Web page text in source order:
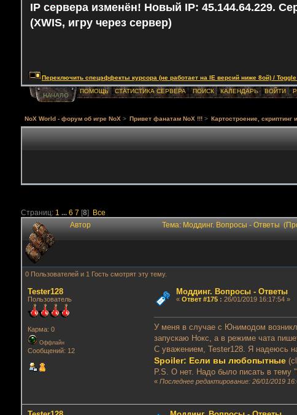
IP сервера изменён! Новый IP: 45.144.64.229.
(XWIS, игру через сервер)
Переключить спецэффекты курсора (не работает на IE версий ниже 8ой) /
НАЧАЛО
ПОМОЩЬ СТАТИСТИКА СЕРВЕРА ПОИСК КАЛЕНДАРЬ ВОЙТИ
NoX World - форум об игре NoX > Привет фанатам NoX !!! > Картостроение, скриптинг
Страниц: 1 ... 6 7 [8] Все
Автор Тема: Моддинг. Вопросы - Ответы
0 Пользователей и 1 Гость смотрят эту тему.
Tester128
Пользователь
Карма: 0
Оффлайн
Сообщений: 12
Моддинг. Вопросы - Ответы
« Ответ #175: 26/01/2019 16:17:54 »
У меня в случае с Юнимодом
запускаю Нокс, а в режиме чата
С уважением, Tester128. Я надеюсь
Spoiler: Если вы любопытные
P.S. О нет. Надо было писать в тему
«Последнее редактирование: 26/01/2019